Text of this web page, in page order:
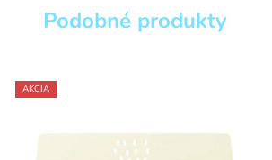
Podobné produkty
AKCIA